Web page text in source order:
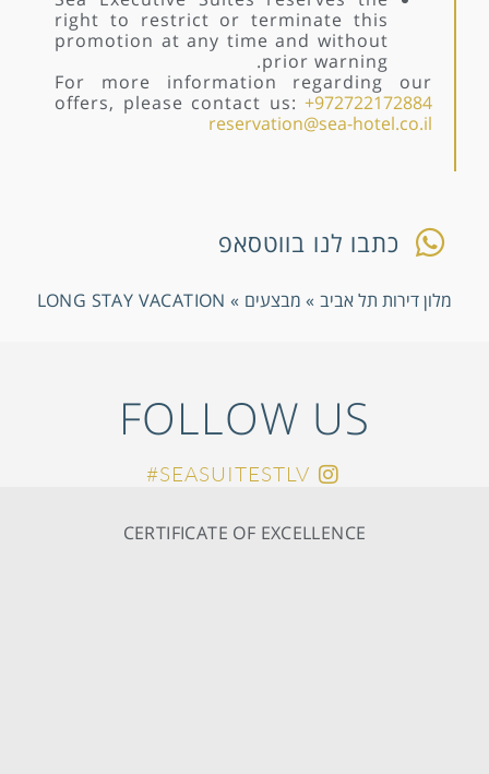
right to restrict or terminate this
promotion at any time and without
prior warning.
For more information regarding our
offers, please contact us: +972722172884
reservation@sea-hotel.co.il
כתבו לנו בווטסאפ
מלון דירות תל אביב» מבצעים »
LONG STAY VACATION
FOLLOW US
SEASUITESTLV#
CERTIFICATE OF EXCELLENCE